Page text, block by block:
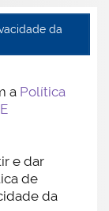
da
a Política
e dar
de
da